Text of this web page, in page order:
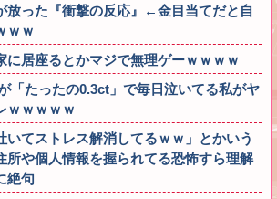
放った『衝撃の反応』←金目当てだと自
ｗｗ
に居座るとかマジで無理ゲーｗｗｗｗ
「たったの0.3ct」で毎日泣いてる私がヤ
ｗｗｗｗｗ
いてストレス解消してるｗｗ」とかいう
所や個人情報を握られてる恐怖すら理解
絶句